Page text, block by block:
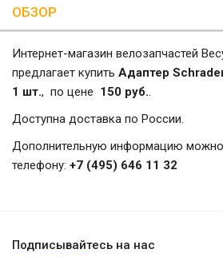
ОБЗОР
Интернет-магазин велозапчастей
предлагает купить Адаптер
1 шт., по цене 150 руб..
Доступна доставка по России.
Дополнительную информацию можно
телефону: +7 (495) 646 11 32
Подписывайтесь на нас